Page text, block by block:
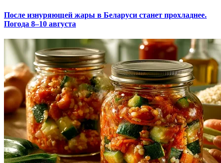
После изнуряющей жары в Беларуси станет прохладнее.
Погода 8–10 августа